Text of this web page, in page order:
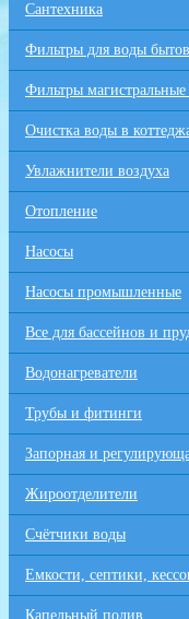
Сантехника
Фильтры для воды
Фильтры
Очистка воды в
Увлажнители воздуха
Отопление
Насосы
Насосы промышленные
Все для бaссейнов и
Водонагреватели
Трубы и фитинги
Запорная и
Жироотделители
Счётчики воды
Емкости, септики,
Капельный полив